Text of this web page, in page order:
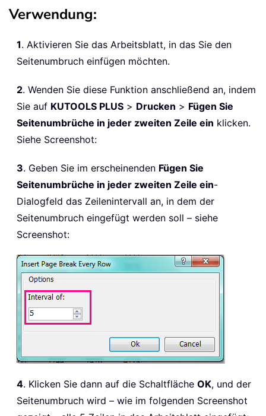
Verwendung:
1. Aktivieren Sie das Arbeitsblatt, in das Sie den
Seitenumbruch einfügen möchten.
2. Wenden Sie diese Funktion anschließend an, indem
Sie auf KUTOOLS PLUS > Drucken > Fügen Sie
Seitenumbrüche in jeder zweiten Zeile ein klicken.
Siehe Screenshot:
3. Geben Sie im erscheinenden Fügen Sie
Seitenumbrüche in jeder zweiten Zeile ein-
Dialogfeld das Zeilenintervall an, in dem der
Seitenumbruch eingefügt werden soll – siehe
Screenshot:
4. Klicken Sie dann auf die Schaltfläche OK, und der
Seitenumbruch wird – wie im folgenden Screenshot